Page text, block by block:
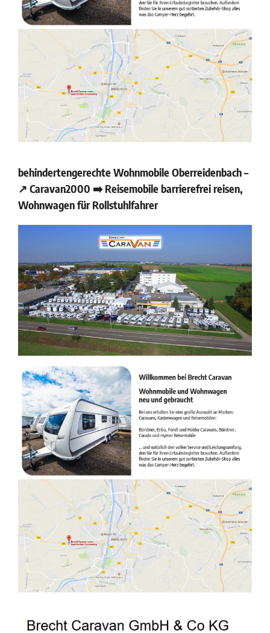
behindertengerechte Wohnmobile Oberreidenbach –
↗️ Caravan2000 ➡️ Reisemobile barrierefrei reisen,
Wohnwagen für Rollstuhlfahrer